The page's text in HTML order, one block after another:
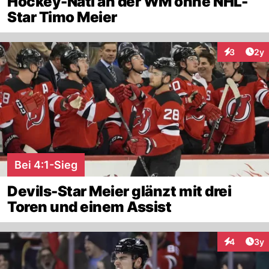
Star Timo Meier
3 2y
Bei 4:1-Sieg
Devils-Star Meier glänzt mit drei
Toren und einem Assist
4 3y